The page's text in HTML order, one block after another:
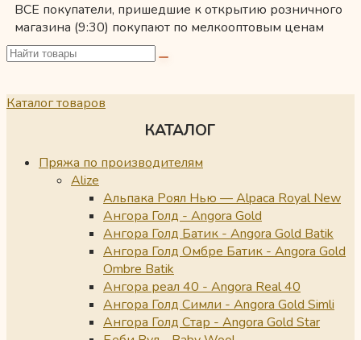
ВСЕ покупатели, пришедшие к открытию розничного
магазина (9:30) покупают по мелкооптовым ценам
Каталог товаров
КАТАЛОГ
Пряжа по производителям
Alize
Альпака Роял Нью — Alpaca Royal New
Ангора Голд - Angora Gold
Ангора Голд Батик - Angora Gold Batik
Ангора Голд Омбре Батик - Angora Gold
Ombre Batik
Ангора реал 40 - Angora Real 40
Ангора Голд Симли - Angora Gold Simli
Ангора Голд Стар - Angora Gold Star